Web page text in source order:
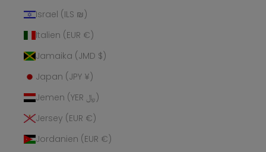
Israel (ILS ₪)
Italien (EUR €)
Jamaika (JMD $)
Japan (JPY ¥)
Jemen (YER ﷼)
Jersey (EUR €)
Jordanien (EUR €)